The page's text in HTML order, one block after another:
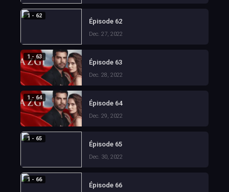
1 - 62
Épisode 62
Dec. 27, 2022
1 - 63
Épisode 63
Dec. 28, 2022
1 - 64
Épisode 64
Dec. 29, 2022
1 - 65
Épisode 65
Dec. 30, 2022
1 - 66
Épisode 66